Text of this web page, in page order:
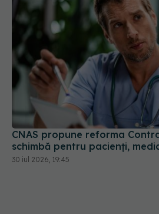
CNAS propune reforma
schimbă pentru pacienți,
30 iul 2026, 19:45